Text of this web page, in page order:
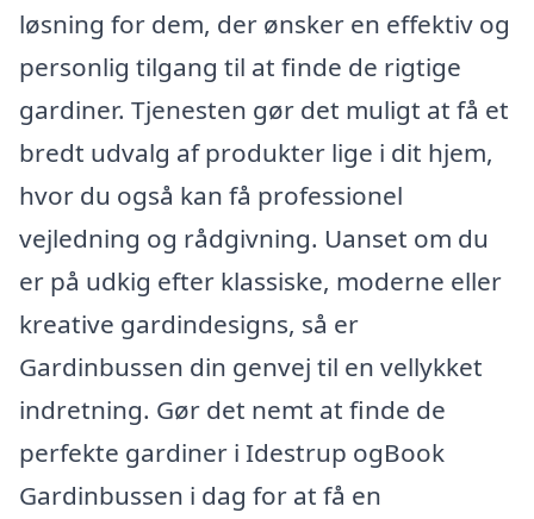
løsning for dem, der ønsker en effektiv og
personlig tilgang til at finde de rigtige
gardiner. Tjenesten gør det muligt at få et
bredt udvalg af produkter lige i dit hjem,
hvor du også kan få professionel
vejledning og rådgivning. Uanset om du
er på udkig efter klassiske, moderne eller
kreative gardindesigns, så er
Gardinbussen din genvej til en vellykket
indretning. Gør det nemt at finde de
perfekte gardiner i Idestrup ogBook
Gardinbussen i dag for at få en